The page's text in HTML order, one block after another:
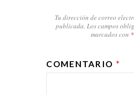
Tu dirección de correo
publicada. Los campos
marcados con *
COMENTARIO *